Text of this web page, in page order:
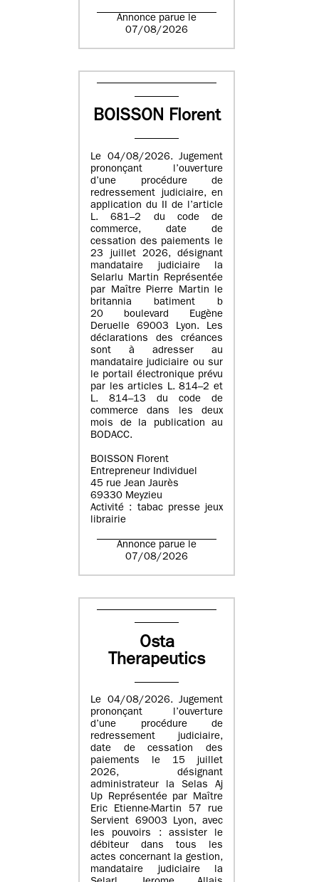
Annonce parue le
07/08/2026
BOISSON Florent
Le 04/08/2026. Jugement
prononçant l’ouverture
d’une procédure de
redressement judiciaire, en
application du II de l’article
L. 681–2 du code de
commerce, date de
cessation des paiements le
23 juillet 2026, désignant
mandataire judiciaire la
Selarlu Martin Représentée
par Maître Pierre Martin le
britannia batiment b
20 boulevard Eugène
Deruelle 69003 Lyon. Les
déclarations des créances
sont à adresser au
mandataire judiciaire ou sur
le portail électronique prévu
par les articles L. 814–2 et
L. 814–13 du code de
commerce dans les deux
mois de la publication au
BODACC.
BOISSON Florent
Entrepreneur Individuel
45 rue Jean Jaurès
69330 Meyzieu
Activité : tabac presse jeux
librairie
Annonce parue le
07/08/2026
Osta
Therapeutics
Le 04/08/2026. Jugement
prononçant l’ouverture
d’une procédure de
redressement judiciaire,
date de cessation des
paiements le 15 juillet
2026, désignant
administrateur la Selas Aj
Up Représentée par Maître
Eric Etienne-Martin 57 rue
Servient 69003 Lyon, avec
les pouvoirs : assister le
débiteur dans tous les
actes concernant la gestion,
mandataire judiciaire la